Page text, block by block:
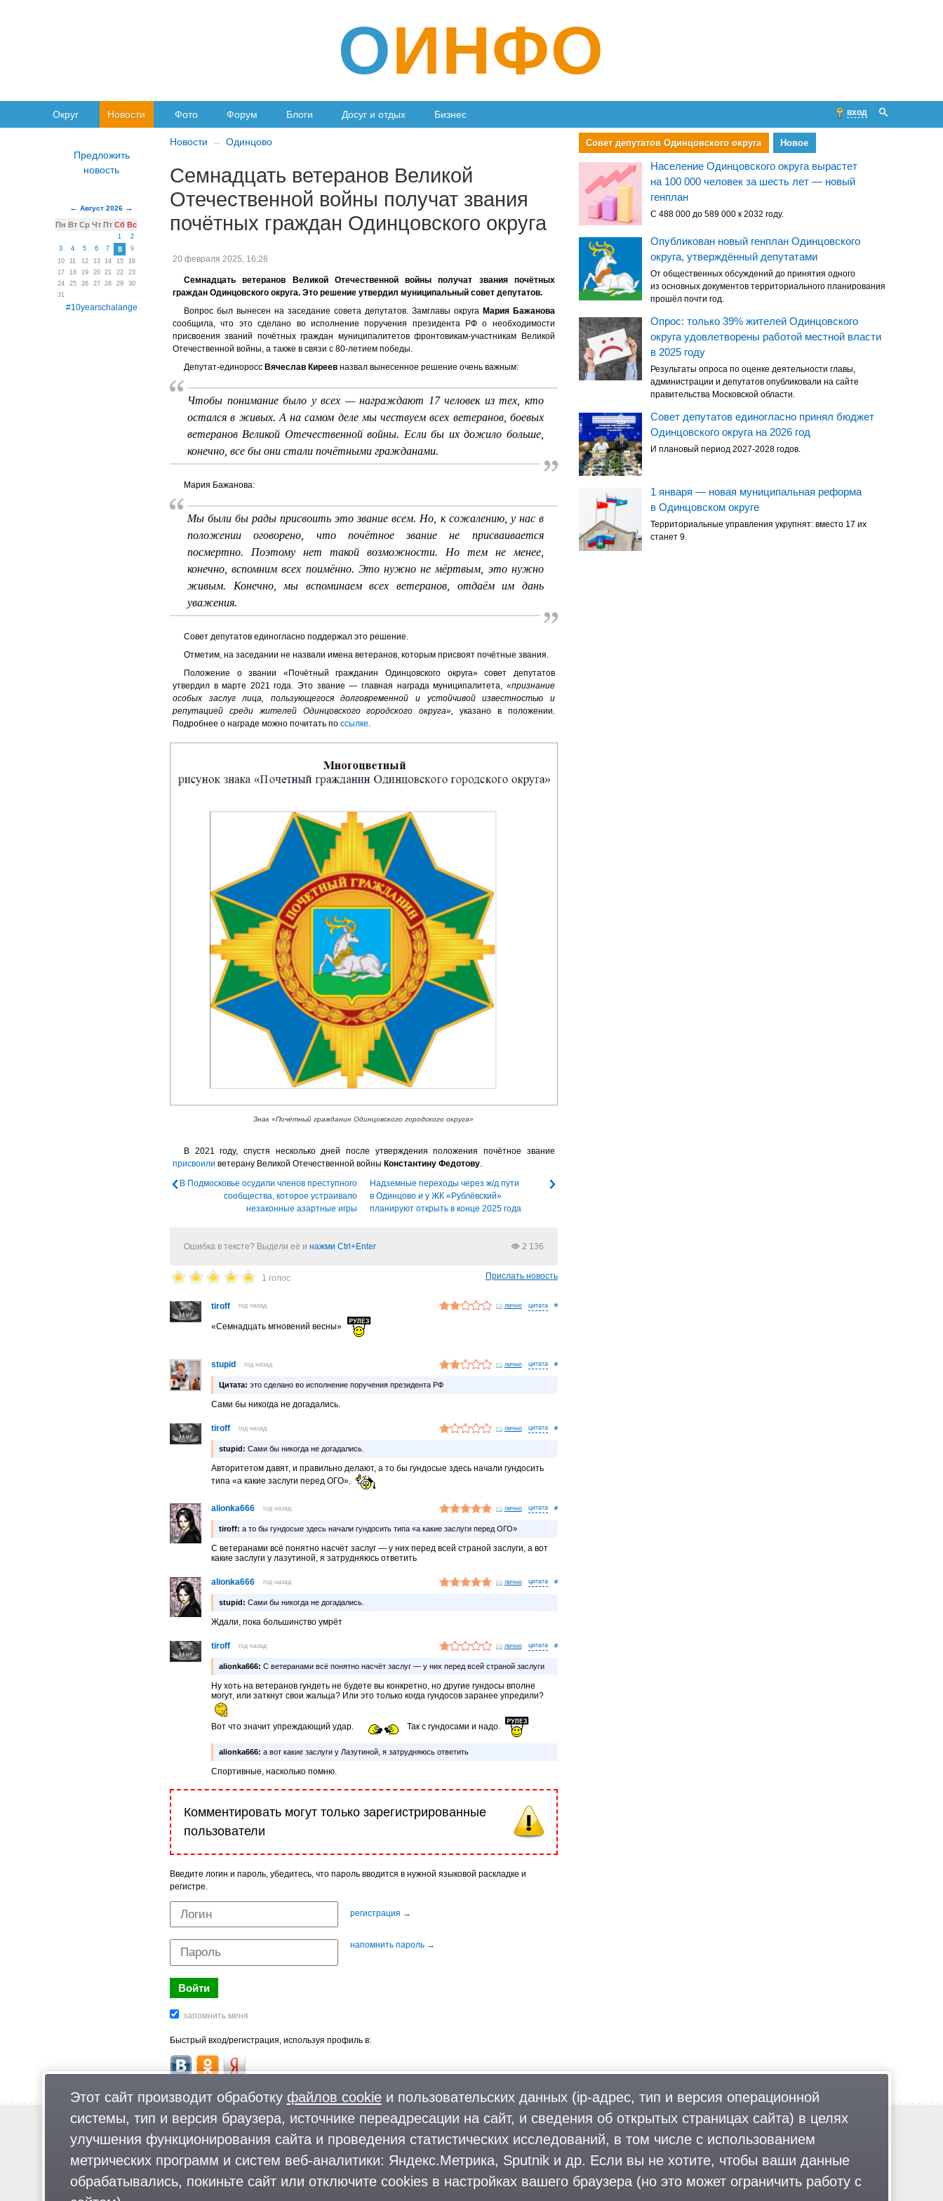
ОИНФО
Округ Новости Фото Форум Блоги Досуг и отдых Бизнес вход
Новости Одинцово
Семнадцать ветеранов Великой
Отечественной войны получат звания
почётных граждан Одинцовского округа
20 февраля 2025, 16:26
Семнадцать ветеранов Великой Отечественной войны получат звания почётных
граждан Одинцовского округа. Это решение утвердил муниципальный совет депутатов.
Вопрос был вынесен на заседание совета депутатов. Замглавы округа Мария Бажанова
сообщила, что это сделано во исполнение поручения президента РФ о необходимости
присвоения званий почётных граждан муниципалитетов фронтовикам-участникам Великой
Отечественной войны, а также в связи с 80-летием победы.
Депутат-единоросс Вячеслав Киреев назвал вынесенное решение очень важным:
Чтобы понимание было у всех — награждают 17 человек из тех, кто
остался в живых. А на самом деле мы чествуем всех ветеранов, боевых
ветеранов Великой Отечественной войны. Если бы их дожило больше,
конечно, все бы они стали почётными гражданами.
Мария Бажанова:
Мы были бы рады присвоить это звание всем. Но, к сожалению, у нас в
положении оговорено, что почётное звание не присваивается
посмертно. Поэтому нет такой возможности. Но тем не менее,
конечно, вспомним всех поимённо. Это нужно не мёртвым, это нужно
живым. Конечно, мы вспоминаем всех ветеранов, отдаём им дань
уважения.
Совет депутатов единогласно поддержал это решение.
Отметим, на заседании не назвали имена ветеранов, которым присвоят почётные звания.
Положение о звании «Почётный гражданин Одинцовского округа» совет депутатов
утвердил в марте 2021 года. Это звание — главная награда муниципалитета, «признание
особых заслуг лица, пользующегося долговременной и устойчивой известностью и
репутацией среди жителей Одинцовского городского округа»,указано в положении.
Подробнее о награде можно почитать по ссылке.
Знак «Почётный гражданин Одинцовского городского округа»
В 2021 году, спустя несколько дней после утверждения положения почётное звание
присвоили ветерану Великой Отечественной войны Константину Федотову
В Подмосковье осудили членов преступного
сообщества, которое устраивало
незаконные азартные игры
Надземные переходы через ж/д пути
в Одинцово и у ЖК «Рублёвский»
планируют открыть в конце 2025 года
Ошибка в тексте? Выдели её и нажми Ctrl+Enter 2 136
1 голос Прислать новость
tiroff год назад лично #
«Семнадцать мгновений весны»
stupid год назад лично #
Цитата: это сделано во исполнение поручения президента РФ
Сами бы никогда не догадались.
tiroff год назад лично #
stupid: Сами бы никогда не догадались.
Авторитетом давят, и правильно делают, а то бы гундосые здесь начали гундосить
типа «а какие заслуги перед ОГО».
alionka666 год назад лично #
tiroff: а то бы гундосые здесь начали гундосить типа «а какие заслуги перед ОГО»
С ветеранами всё понятно насчёт заслуг — у них перед всей страной заслуги, а вот
какие заслуги у лазутиной, я затрудняюсь ответить
alionka666 год назад лично #
stupid: Сами бы никогда не догадались.
Ждали, пока большинство умрёт
tiroff год назад лично #
alionka666: С ветеранами всё понятно насчёт заслуг — у них перед всей страной заслуги
Ну хоть на ветеранов гундеть не будете вы конкретно, но другие гундосы вполне
могут, или заткнут свои жальца? Или это только когда гундосов заранее упредили?
Вот что значит упреждающий удар. Так с гундосами и надо.
alionka666: а вот какие заслуги у Лазутиной, я затрудняюсь ответить
Спортивные, насколько помню.
Комментировать могут только зарегистрированные
пользователи
Введите логин и пароль, убедитесь, что пароль вводится в нужной языковой раскладке и
регистре.
регистрация →
напомнить пароль →
Быстрый вход/регистрация, используя профиль в:
Август 2026
Пн Вт Ср Чт Пт Сб Вс
1
2
3
4 5 6 7 8
9
10
11 12 13 14 15
16
17
18 19 20 21 22
23
24
25 26 27 28 29
30
31
#10yearschalange
Совет депутатов Одинцовского округа Новое
Население Одинцовского округа вырастет
на 100 000 человек за шесть лет — новый
генплан
С 488 000 до 589 000 к 2032 году.
Опубликован новый генплан Одинцовского
округа, утверждённый депутатами
От общественных обсуждений до принятия одного
из основных документов территориального планирования
прошёл почти год.
Опрос: только 39% жителей Одинцовского
округа удовлетворены работой местной власти
в 2025 году
Результаты опроса по оценке деятельности главы,
администрации и депутатов опубликовали на сайте
правительства Московской области.
Совет депутатов единогласно принял бюджет
Одинцовского округа на 2026 год
И плановый период 2027-2028 годов.
1 января — новая муниципальная реформа
в Одинцовском округе
Территориальные управления укрупнят: вместо 17 их
станет 9.
Новости
Предложи новость
Реклама
Фото
Форум
Блоги
Комментарии
О городском округе
Поиск и предложение работы
Предприятия и организации
Обратная связь
Политика обработки персональных данных
Соглашение об использовании
Этот сайт производит обработку файлов cookieи пользовательских данных (ip-адрес, тип и версия операционной
системы, тип и версия браузера, источнике переадресации на сайт, и сведения об открытых страницах сайта) в целях
улучшения функционирования сайта и проведения статистических исследований, в том числе с использованием
метрических программ и систем веб-аналитики: Яндекс.Метрика, Sputnik и др. Если вы не хотите, чтобы ваши данные
обрабатывались, покиньте сайт или отключите cookies в настройках вашего браузера (но это может ограничить работу с